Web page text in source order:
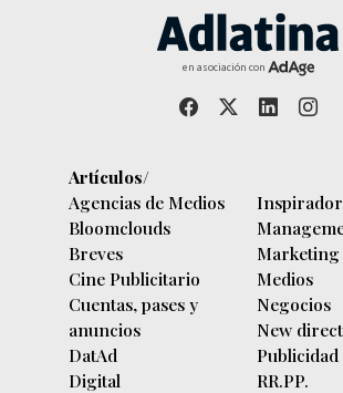
en asociación con
Artículos/
Agencias de Medios
Bloomclouds
Breves
Cine Publicitario
Cuentas, pases y
anuncios
DatAd
Digital
Marketing
Medios
Negocios
New
Publicidad
RR.PP.